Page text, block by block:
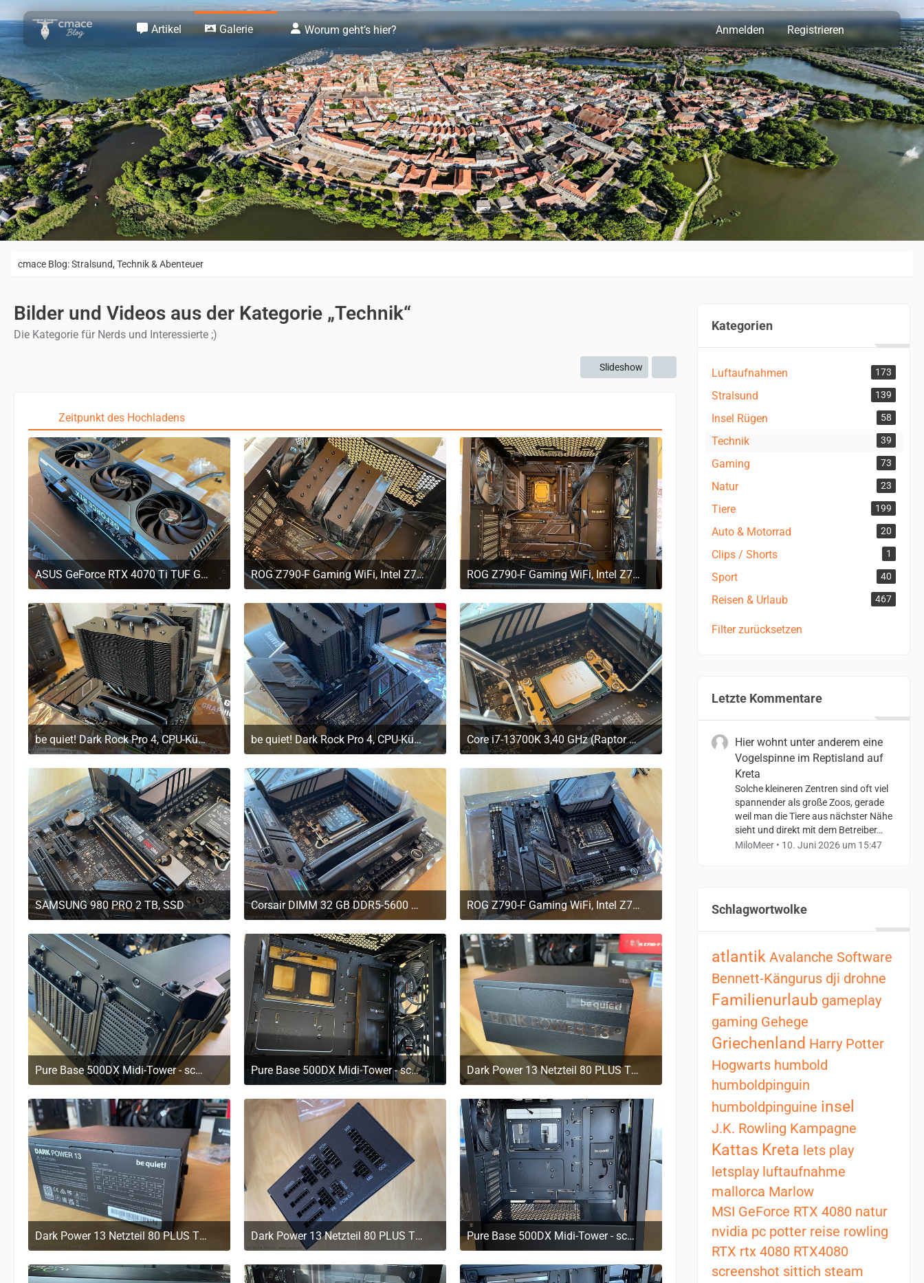
Artikel Galerie Worum geht’s hier? Anmelden Registrieren
cmace Blog: Stralsund, Technik & Abenteuer
Bilder und Videos aus der Kategorie „Technik“
Die Kategorie für Nerds und Interessierte ;)
Slideshow
Zeitpunkt des Hochladens
ASUS GeForce RTX 4070 Ti TUF GAMING OC, Grafikkarte
29. März 2023 um 11:20
ROG Z790-F Gaming WiFi, Intel Z790 Mainboard im PC
29. März 2023 um 11:20
ROG Z790-F Gaming WiFi, Intel Z790 Mainboard im PC
29. März 2023 um 11:20
be quiet! Dark Rock Pro 4, CPU-Kühler
29. März 2023 um 11:20
be quiet! Dark Rock Pro 4, CPU-Kühler
29. März 2023 um 11:20
Core i7-13700K 3,40 GHz (Raptor Lake) Sockel 1700 - boxed
29. März 2023 um 11:20
SAMSUNG 980 PRO 2 TB, SSD
29. März 2023 um 11:20
Corsair DIMM 32 GB DDR5-5600 Kit, Arbeitsspeicher
29. März 2023 um 11:20
ROG Z790-F Gaming WiFi, Intel Z790 Mainboard - Sockel 1700, DDR5
29. März 2023 um 11:20
Pure Base 500DX Midi-Tower - schwarz
29. März 2023 um 11:20
Pure Base 500DX Midi-Tower - schwarz
29. März 2023 um 11:20
Dark Power 13 Netzteil 80 PLUS Titanium, ATX 3.0 - 850 Watt
29. März 2023 um 11:20
Dark Power 13 Netzteil 80 PLUS Titanium, ATX 3.0 - 850 Watt
29. März 2023 um 11:20
Dark Power 13 Netzteil 80 PLUS Titanium, ATX 3.0 - 850 Watt
29. März 2023 um 11:20
Pure Base 500DX Midi-Tower - schwarz
29. März 2023 um 11:20
Kategorien
Luftaufnahmen 173
Stralsund 139
Insel Rügen 58
Technik 39
Gaming 73
Natur 23
Tiere 199
Auto & Motorrad 20
Clips / Shorts 1
Sport 40
Reisen & Urlaub 467
Filter zurücksetzen
Letzte Kommentare
Hier wohnt unter anderem eine
Vogelspinne im Reptisland auf
Kreta
Solche kleineren Zentren sind oft viel
spannender als große Zoos, gerade
weil man die Tiere aus nächster Nähe
sieht und direkt mit dem Betreiber…
MiloMeer
10. Juni 2026 um 15:47
Schlagwortwolke
atlantik Avalanche Software
Bennett-Kängurus dji drohne
Familienurlaub gameplay
gaming Gehege
Griechenland Harry Potter
Hogwarts humbold
humboldpinguin
humboldpinguine insel
J.K. Rowling Kampagne
Kattas Kreta lets play
letsplay luftaufnahme
mallorca Marlow
MSI GeForce RTX 4080 natur
nvidia pc potter reise rowling
RTX rtx 4080 RTX4080
screenshot sittich steam